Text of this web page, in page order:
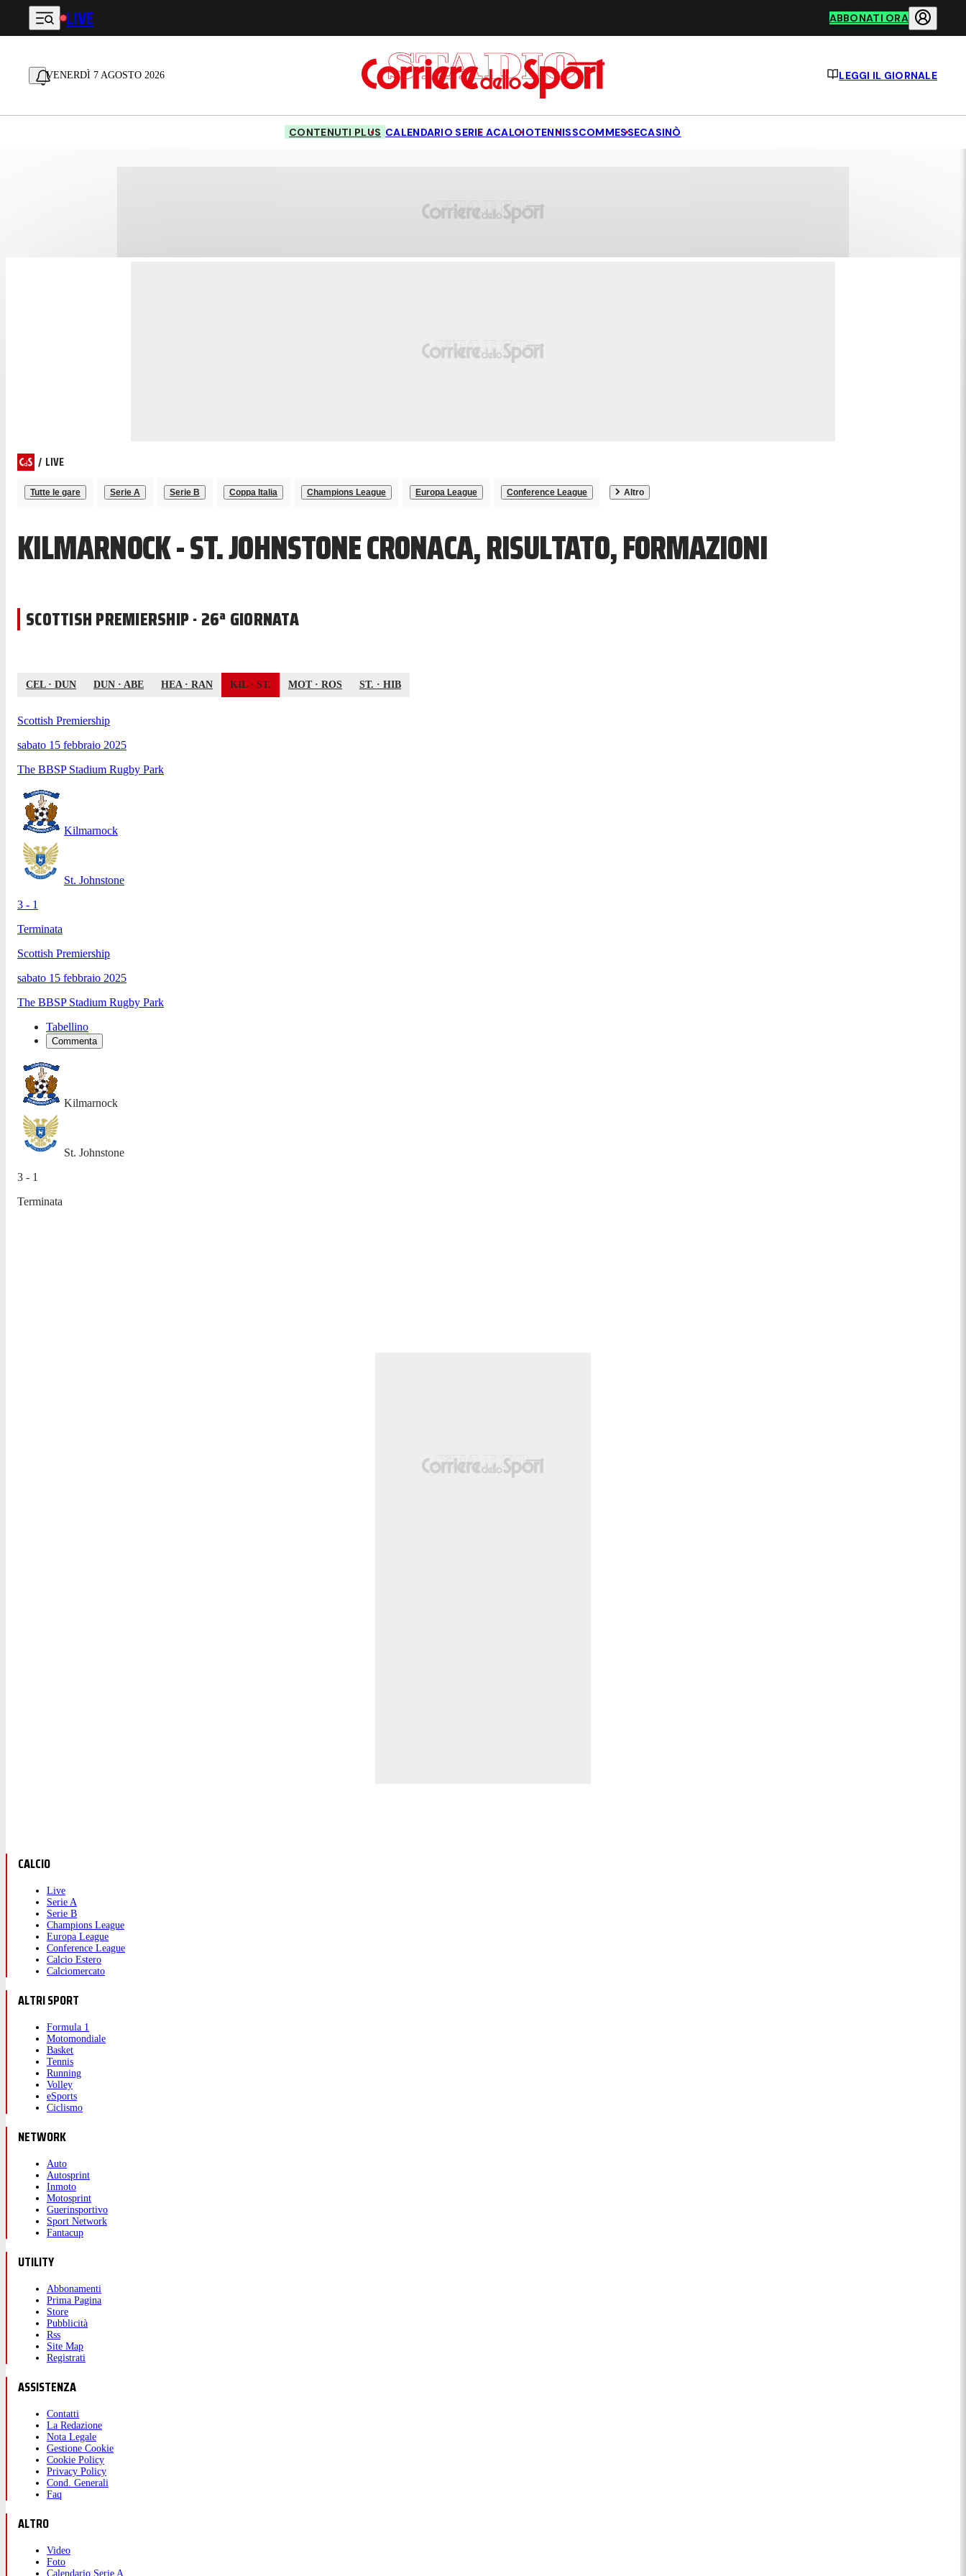
Vai al contenuto principale
LIVE ABBONATI ORA
VENERDÌ 7 AGOSTO 2026 LEGGI IL GIORNALE
CONTENUTI PLUS CALENDARIO SERIE ACALCIOTENNISSCOMMESSECASINÒ
/ LIVE
Tutte le gare Serie A Serie B Coppa Italia Champions League Europa League Conference League Altro
KILMARNOCK - ST. JOHNSTONE CRONACA, RISULTATO, FORMAZIONI
SCOTTISH PREMIERSHIP · 26ª GIORNATA
CEL· DUN DUN · ABE HEA · RAN KIL· ST. MOT· ROS ST. · HIB
Scottish Premiership
sabato 15 febbraio 2025
The BBSP Stadium Rugby Park
Kilmarnock
St. Johnstone
3 - 1
Terminata
Scottish Premiership
sabato 15 febbraio 2025
The BBSP Stadium Rugby Park
Tabellino
Commenta
Kilmarnock
St. Johnstone
3 - 1
Terminata
CALCIO
Live
Serie A
Serie B
Champions League
Europa League
Conference League
Calcio Estero
Calciomercato
ALTRI SPORT
Formula 1
Motomondiale
Basket
Tennis
Running
Volley
eSports
Ciclismo
NETWORK
Auto
Autosprint
Inmoto
Motosprint
Guerinsportivo
Sport Network
Fantacup
UTILITY
Abbonamenti
Prima Pagina
Store
Pubblicità
Rss
Site Map
Registrati
ASSISTENZA
Contatti
La Redazione
Nota Legale
Gestione Cookie
Cookie Policy
Privacy Policy
Cond. Generali
Faq
ALTRO
Video
Foto
Calendario Serie A